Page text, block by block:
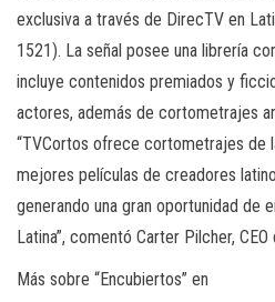
exclusiva a través de DirecTV en
1521). La señal posee una librería
incluye contenidos premiados y
actores, además de cortometrajes
“TVCortos ofrece cortometrajes de
mejores películas de creadores
generando una gran oportunidad de
Latina”, comentó Carter Pilcher,
Más sobre “Encubiertos” en